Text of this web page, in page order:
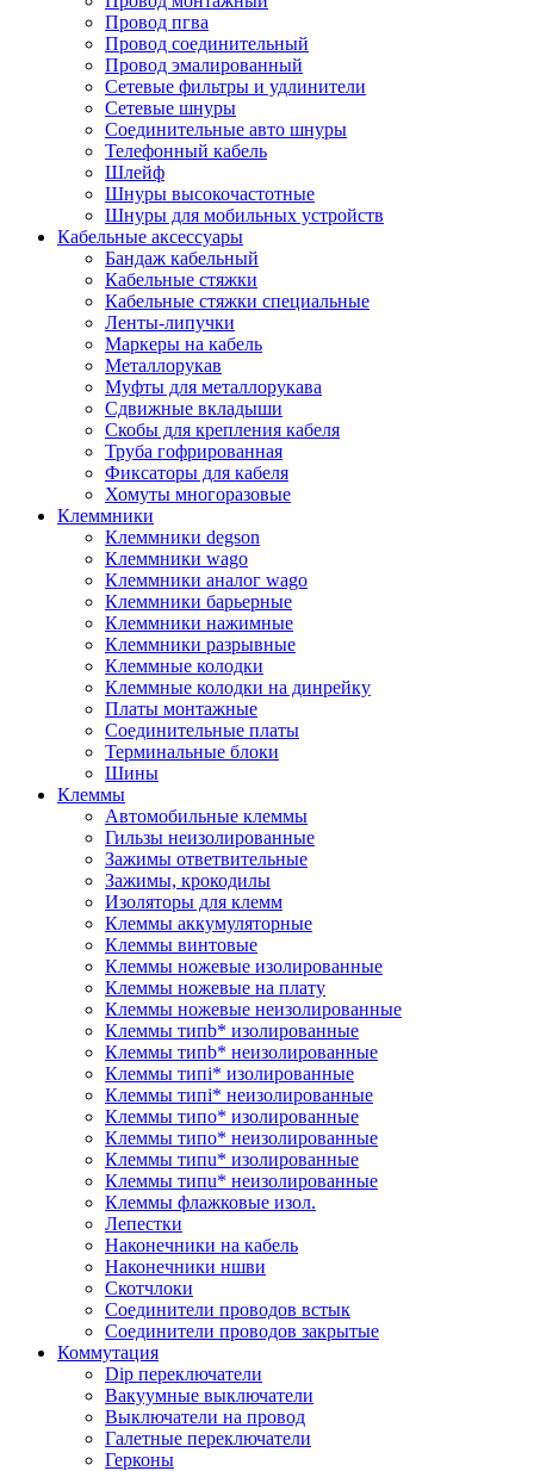
Провод пгва
Провод соединительный
Провод эмалированный
Сетевые фильтры и удлинители
Сетевые шнуры
Соединительные авто шнуры
Телефонный кабель
Шлейф
Шнуры высокочастотные
Шнуры для мобильных устройств
Кабельные аксессуары
Бандаж кабельный
Кабельные стяжки
Кабельные стяжки специальные
Ленты-липучки
Маркеры на кабель
Металлорукав
Муфты для металлорукава
Сдвижные вкладыши
Скобы для крепления кабеля
Труба гофрированная
Фиксаторы для кабеля
Хомуты многоразовые
Клеммники
Клеммники degson
Клеммники wago
Клеммники аналог wago
Клеммники барьерные
Клеммники нажимные
Клеммники разрывные
Клеммные колодки
Клеммные колодки на динрейку
Платы монтажные
Соединительные платы
Терминальные блоки
Шины
Клеммы
Автомобильные клеммы
Гильзы неизолированные
Зажимы ответвительные
Зажимы, крокодилы
Изоляторы для клемм
Клеммы аккумуляторные
Клеммы винтовые
Клеммы ножевые изолированные
Клеммы ножевые на плату
Клеммы ножевые неизолированные
Клеммы типb* изолированные
Клеммы типb* неизолированные
Клеммы типi* изолированные
Клеммы типi* неизолированные
Клеммы типo* изолированные
Клеммы типo* неизолированные
Клеммы типu* изолированные
Клеммы типu* неизолированные
Клеммы флажковые изол.
Лепестки
Наконечники на кабель
Наконечники ншви
Скотчлоки
Соединители проводов встык
Соединители проводов закрытые
Коммутация
Dip переключатели
Вакуумные выключатели
Выключатели на провод
Галетные переключатели
Герконы